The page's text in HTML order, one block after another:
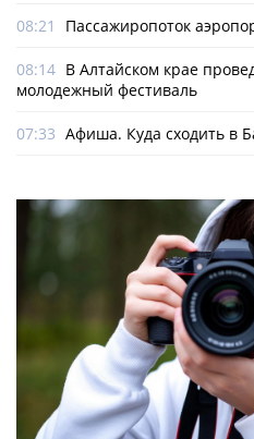
08:21 Пассажиропоток
08:14 В Алтайском крае
молодежный фестиваль
07:33 Афиша. Куда сходить в